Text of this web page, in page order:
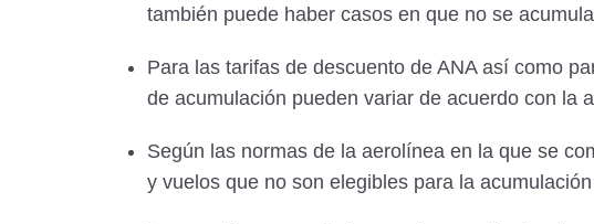
también puede haber casos en que no se
Para las tarifas de descuento de ANA así como
de acumulación pueden variar de acuerdo con la
Según las normas de la aerolínea en la que se
y vuelos que no son elegibles para la